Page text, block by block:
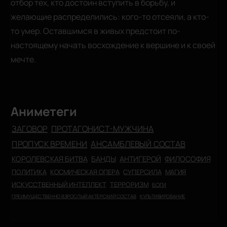
отбор тех, кто достоин вступить в борьбу, и
желающие распределились: кого-то отсеяли, а кто-
то умер. Оставшимся в живых предстоит по-
настоящему начать восхождение к вершине и к своей
мечте.
Аниметеги
ЗАГОВОР ПРОТАГОНИСТ-МУЖЧИНА
ПРОПУСК ВРЕМЕНИ АНСАМБЛЕВЫЙ СОСТАВ
КОРОЛЕВСКАЯ БИТВА БАНДЫ АНТИГЕРОЙ ФИЛОСОФИЯ
ПОЛИТИКА КОСМИЧЕСКАЯ ОПЕРА СУПЕРСИЛА МАГИЯ
ИСКУССТВЕННЫЙ ИНТЕЛЛЕКТ ТЕРРОРИЗМ БОГИ
ПРЕИМУЩЕСТВЕННО ВЗРОСЛЫЙ АКТЕРСКИЙ СОСТАВ КУЛЬТИВИРОВАНИЕ